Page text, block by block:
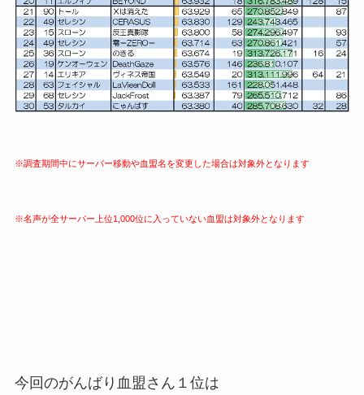
※調査期間中にサーバー移動や血盟名を変更した場合は対象外となります
※名声が全サーバー上位1,000位に入っていない血盟は対象外となります
今回のがんばり血盟さん１位は